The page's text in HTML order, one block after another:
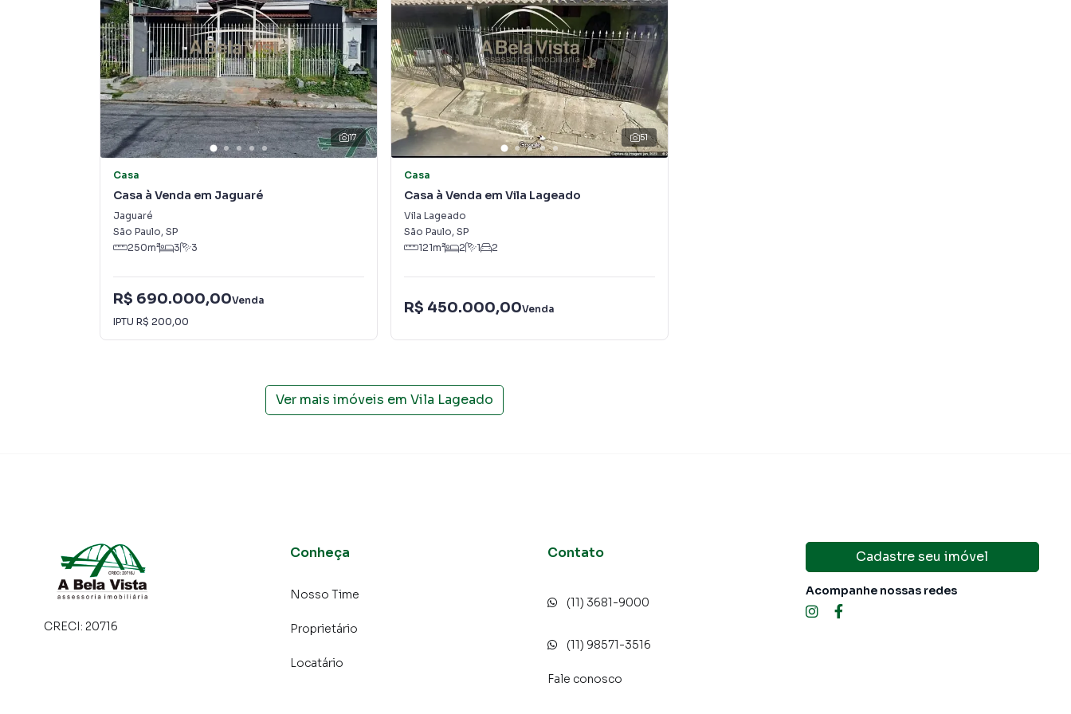
Na A Bela Vista Imóveis você consegue vender ou alugar seu imóvel muito mais rápido do que em
imobiliárias tradicionais. Já vendemos e locamos diversos imóveis em São Paulo, especialmente em
Vila Lageado. Isso porque temos uma equipe de marketing digital focada em produzir campanhas
específicas para São Paulo, o que aumenta muito o número de contatos interessados e tendo como
consequência uma maior chance de vender ou alugar seu imóvel mais rápido. Contamos também com
um time de programadores, corretores treinados e uma central de atendimento preparada para
atender proprietários e inquilinos.
17
Casa
Casa à Venda em Jaguaré
Jaguaré
São Paulo, SP
250m² 3 3
R$ 690.000,00Venda
IPTU R$ 200,00
51
Casa
Casa à Venda em Vila Lageado
Vila Lageado
São Paulo, SP
121m² 2 1 2
R$ 450.000,00Venda
Ver mais imóveis em Vila Lageado
CRECI: 20716
Conheça
Nosso Time
Proprietário
Locatário
Contato
(11) 3681-9000
(11) 98571-3516
Fale conosco
Cadastre seu imóvel
Acompanhe nossas redes